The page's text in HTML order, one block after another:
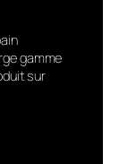
gamme
sur